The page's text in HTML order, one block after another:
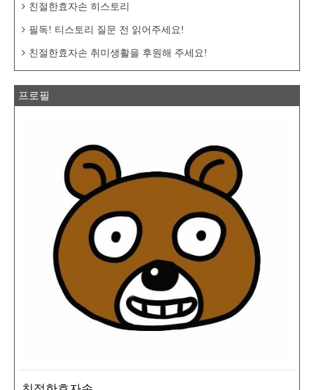
친절한효자손 히스토리
필독! 티스토리 질문 전 읽어주세요!
친절한효자손 취미생활을 후원해 주세요!
프로필